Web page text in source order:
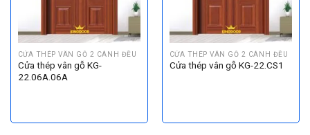
CỬA THÉP VÂN GỖ 2 CÁNH ĐỀU
Cửa thép vân gỗ KG-
22.06A.06A
CỬA THÉP VÂN GỖ 2 CÁNH ĐỀU
Cửa thép vân gỗ KG-22.CS1